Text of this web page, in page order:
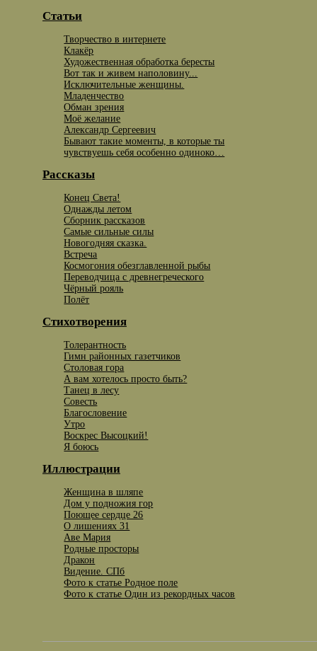
Статьи
Творчество в интернете
Клакёр
Художественная обработка бересты
Вот так и живем наполовину...
Исключительные женщины.
Младенчество
Обман зрения
Моё желание
Александр Сергеевич
Бывают такие моменты, в которые ты
чувствуешь себя особенно одиноко…
Рассказы
Конец Света!
Однажды летом
Сборник рассказов
Самые сильные силы
Новогодняя сказка.
Встреча
Космогония обезглавленной рыбы
Переводчица с древнегреческого
Чёрный рояль
Полёт
Стихотворения
Толерантность
Гимн районных газетчиков
Столовая гора
А вам хотелось просто быть?
Танец в лесу
Совесть
Благословение
Утро
Воскрес Высоцкий!
Я боюсь
Иллюстрации
Женщина в шляпе
Дом у подножия гор
Поющее сердце 26
О лишениях 31
Аве Мария
Родные просторы
Дракон
Видение. СПб
Фото к статье Родное поле
Фото к статье Один из рекордных часов